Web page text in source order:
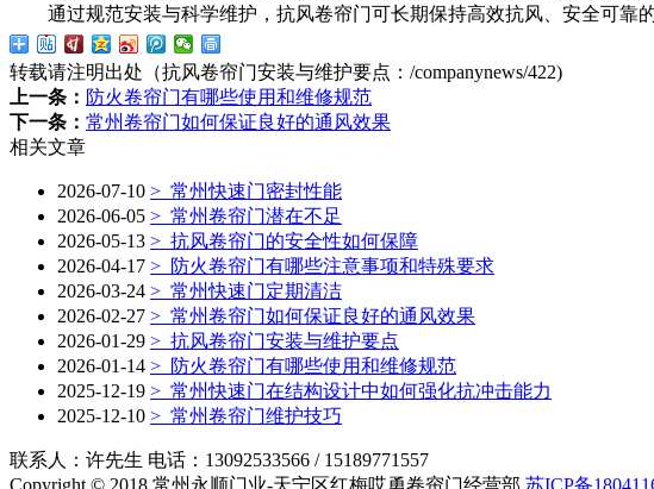
通过规范安装与科学维护，抗风卷帘门可长期保持高效抗风、安全可靠
转载请注明出处（抗风卷帘门安装与维护要点： /companynews/422)
上一条： 防火卷帘门有哪些使用和维修规范
下一条： 常州卷帘门如何保证良好的通风效果
相关文章
2026-07-10 > 常州快速门密封性能
2026-06-05 > 常州卷帘门潜在不足
2026-05-13 > 抗风卷帘门的安全性如何保障
2026-04-17 > 防火卷帘门有哪些注意事项和特殊要求
2026-03-24 > 常州快速门定期清洁
2026-02-27 > 常州卷帘门如何保证良好的通风效果
2026-01-29 > 抗风卷帘门安装与维护要点
2026-01-14 > 防火卷帘门有哪些使用和维修规范
2025-12-19 > 常州快速门在结构设计中如何强化抗冲击能力
2025-12-10 > 常州卷帘门维护技巧
联系人：许先生 电话：13092533566 / 15189771557
Copyright © 2018 常州永顺门业-天宁区红梅哎勇卷帘门经营部 苏ICP备